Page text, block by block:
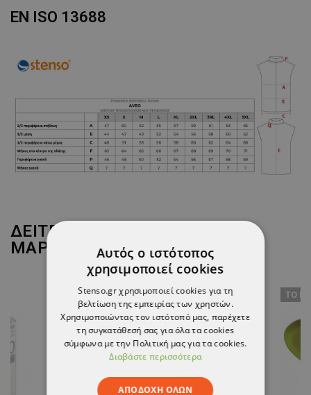
EN ISO 13688
ΔΕΙΤΕ ΠΕΡΙΣΣΟΤΕΡΑ ΑΠΟ ΤΗ
ΜΑΡΚΑ
STENSO
AGILE Ανδρικό μπουφάν
21,30 €
ТΟ
Αυτός ο ιστότοπος
χρησιμοποιεί cookies
Stenso.gr χρησιμοποιεί cookies για τη
βελτίωση της εμπειρίας των χρηστών.
Χρησιμοποιώντας τον ιστότοπό μας, παρέχετε
τη συγκατάθεσή σας για όλα τα cookies
σύμφωνα με την Πολιτική μας για τα cookies.
Διαβάστε περισσότερα
ΑΠΟΔΟΧΉ ΌΛΩΝ